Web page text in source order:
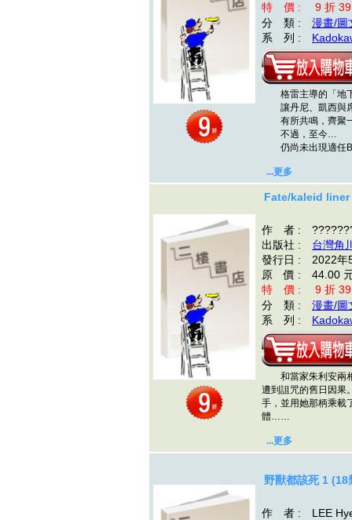
特 價 : 9 折
分 類 : 漫畫/圖
系 列 :
格雷主導的「地
讓丹尼、凱西與
有所共鳴，齊聚
不過，至今…
仍尚未出現適任
...更多
Fate/kaleid
作 者 :
出版社 : 台灣角
發行日 : 2022年
原 價 : 44.00
特 價 : 9 折
分 類 : 漫畫/圖
系 列 :
和當家朱利安兩相
遭到詛咒的舊日因果
手，並用她那柄乘載
體……
...更多
野獸都該死 1
作 者 : LEE